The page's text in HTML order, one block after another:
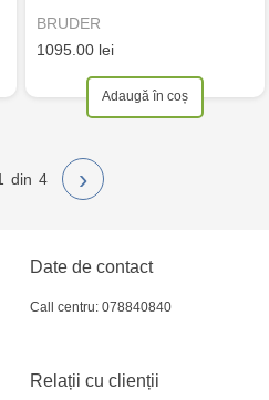
BRUDER
1095.00 lei
Adaugă în coș
4 ›
Relații cu clienții
Date de contact
Call centru: 078840840